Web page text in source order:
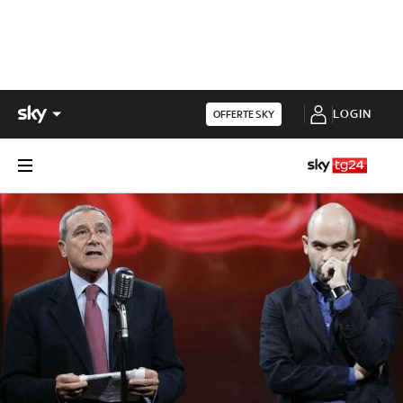
OFFERTE SKY LOGIN